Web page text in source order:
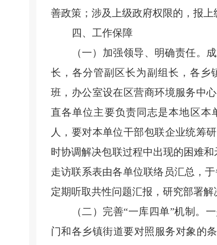
善政策；涉及上级政府权限的，报
四、工作保障
（一）加强领导、明确责任。
长，各分管副区长为副组长，各乡
班，办公室设在区营商环境服务中
直各单位主要负责同志是本地区本
人，要对本单位干部包联企业统筹
时协调解决包联过程中出现的困难
走访联系表由各单位联络员汇总，
定期听取共性问题汇报，研究部署解
（二）完善“一库四单”机制。
门和各乡镇街道要对照服务对象的